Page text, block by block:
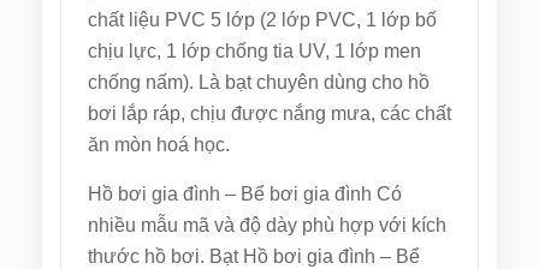
chất liệu PVC 5 lớp (2 lớp PVC, 1 lớp bố
chịu lực, 1 lớp chống tia UV, 1 lớp men
chống nấm). Là bạt chuyên dùng cho hồ
bơi lắp ráp, chịu được nắng mưa, các chất
ăn mòn hoá học.
Hồ bơi gia đình – Bể bơi gia đình Có
nhiều mẫu mã và độ dày phù hợp với kích
thước hồ bơi. Bạt Hồ bơi gia đình – Bể